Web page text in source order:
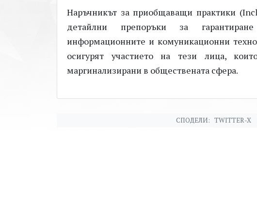
Наръчникът за приобщаващи практики
детайлни препоръки за
информационните и комуникационни
осигурят участието на тези лица,
маргинализирани в обществената сфера.
СПОДЕЛИ: TWITTER-X